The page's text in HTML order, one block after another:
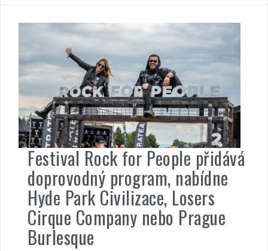
Festival Rock for People přidává
doprovodný program, nabídne
Hyde Park Civilizace, Losers
Cirque Company nebo Prague
Burlesque